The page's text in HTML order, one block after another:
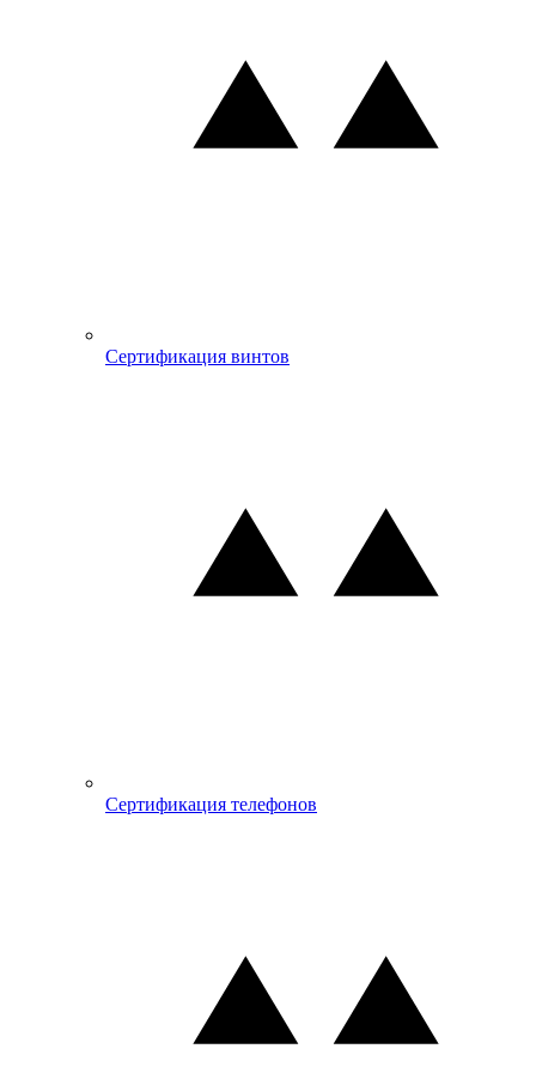
Сертификация винтов
Сертификация телефонов